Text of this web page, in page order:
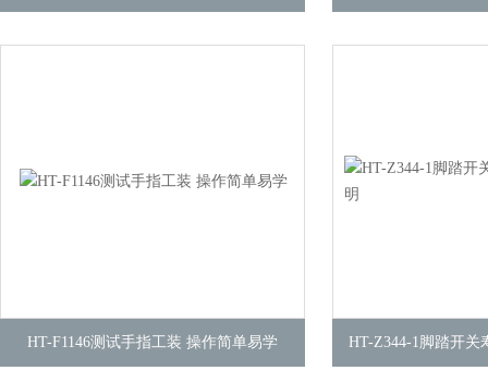
HT-F1146测试手指工装 操作简单易学 HT-Z344-1脚踏开关